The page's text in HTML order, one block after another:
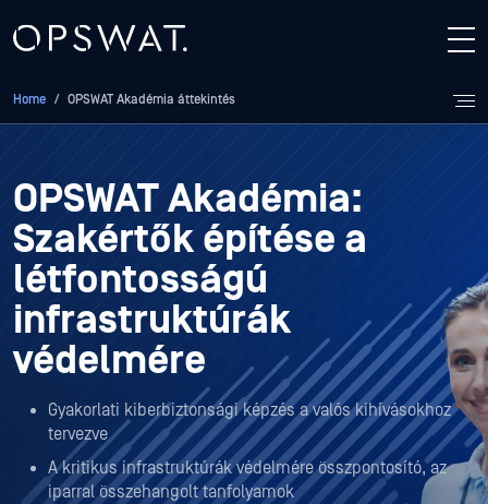
Home / OPSWAT Akadémia áttekintés
OPSWAT Akadémia:
Szakértők építése a
létfontosságú
infrastruktúrák
védelmére
Gyakorlati kiberbiztonsági képzés a valós kihívásokhoz
tervezve
A kritikus infrastruktúrák védelmére összpontosító, az
iparral összehangolt tanfolyamok